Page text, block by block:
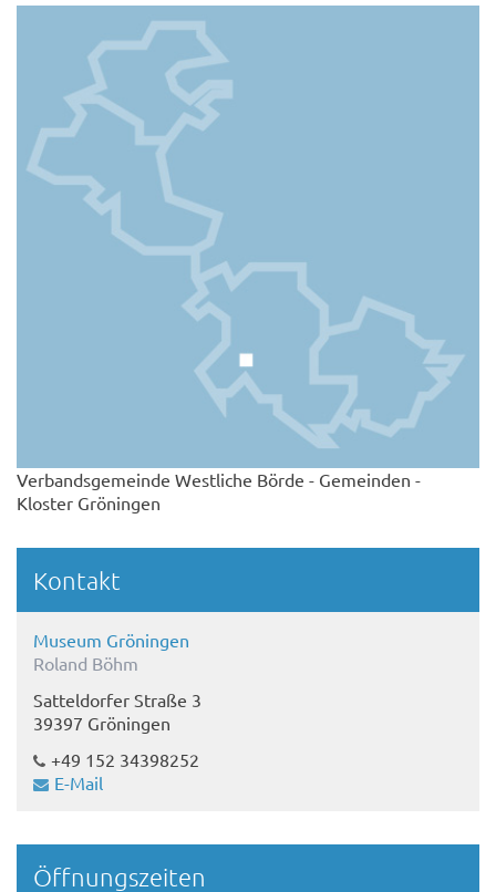
Verbandsgemeinde Westliche Börde - Gemeinden -
Kloster Gröningen
Kontakt
Museum Gröningen
Roland Böhm
Satteldorfer Straße 3
39397 Gröningen
+49 ‭152 34398252‬
E-Mail
Öffnungszeiten